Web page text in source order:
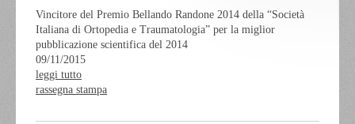
Vincitore del Premio Bellando Randone 2014 della “Società
Italiana di Ortopedia e Traumatologia” per la miglior
pubblicazione scientifica del 2014
09/11/2015
leggi tutto
rassegna stampa